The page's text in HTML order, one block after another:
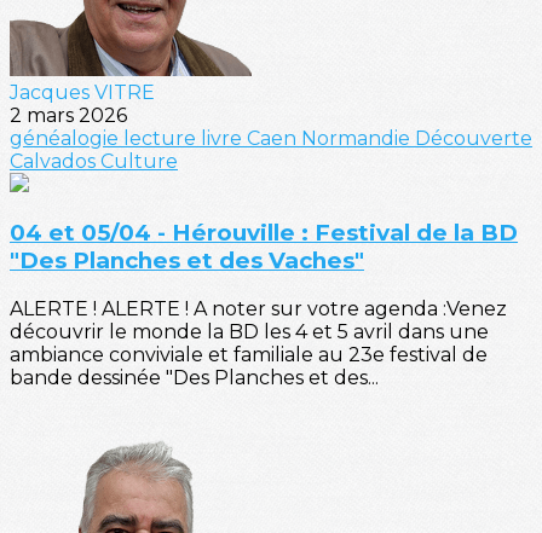
Jacques VITRE
2 mars 2026
généalogie lecture livre Caen Normandie Découverte
Calvados Culture
04 et 05/04 - Hérouville : Festival de la BD
"Des Planches et des Vaches"
ALERTE ! ALERTE ! A noter sur votre agenda :Venez
découvrir le monde la BD les 4 et 5 avril dans une
ambiance conviviale et familiale au 23e festival de
bande dessinée "Des Planches et des...